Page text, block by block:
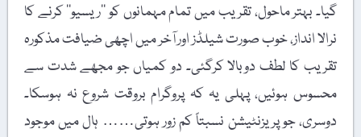
گیا۔ بہتر ماحول، تقریب میں تمام مہمانوں کو ’’ریسیو‘‘ کرنے کا
نرالا انداز، خوب صورت شیلڈز اور آخر میں اچھی ضیافت مذکورہ
تقریب کا لطف دوبالا کرگئی۔ دو کمیاں جو مجھے شدت سے
محسوس ہوئیں، پہلی یہ کہ پروگرام بروقت شروع نہ ہوسکا۔
دوسری، جو پریزنٹیشن نسبتاً کم زور ہوتی…… ہال میں موجود